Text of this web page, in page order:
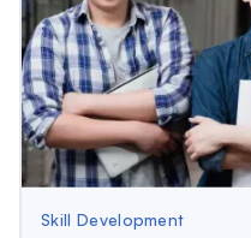
Skill Development